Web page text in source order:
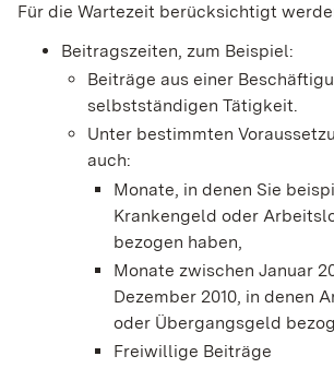
Für die Wartezeit berücksichtigt
Beitragszeiten, zum Beispiel:
Beiträge aus einer
selbstständigen Tätigkeit.
Unter bestimmten
auch:
Monate, in denen Sie
Krankengeld oder
bezogen haben,
Monate zwischen Januar
Dezember 2010, in denen
oder Übergangsgeld
Freiwillige Beiträge